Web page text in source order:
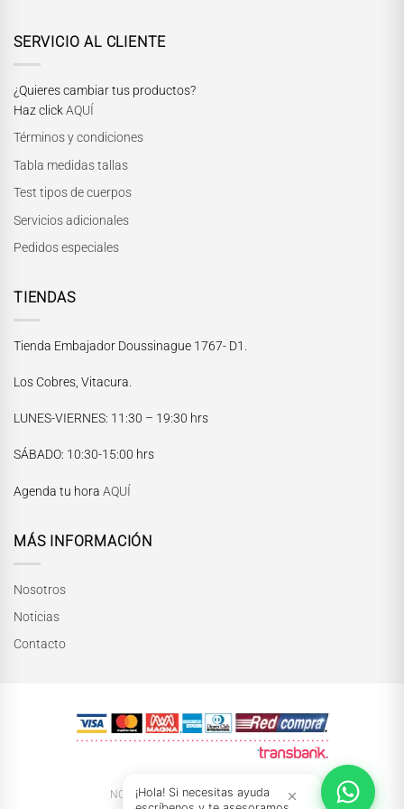
SERVICIO AL CLIENTE
¿Quieres cambiar tus productos?
Haz clickAQUÍ
Términos y condiciones
Tabla medidas tallas
Test tipos de cuerpos
Servicios adicionales
Pedidos especiales
TIENDAS
Tienda Embajador Doussinague 1767- D1.
Los Cobres, Vitacura.
LUNES-VIERNES: 11:30 – 19:30 hrs
SÁBADO: 10:30-15:00 hrs
Agenda tu hora AQUÍ
MÁS INFORMACIÓN
Nosotros
Noticias
Contacto
NOSOTRAS NOTICIAS TIENDAS
¡Hola! Si necesitas ayuda
María Paskaró